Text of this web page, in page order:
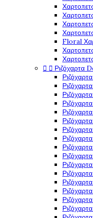
Floral
  Ριζόχαρτα